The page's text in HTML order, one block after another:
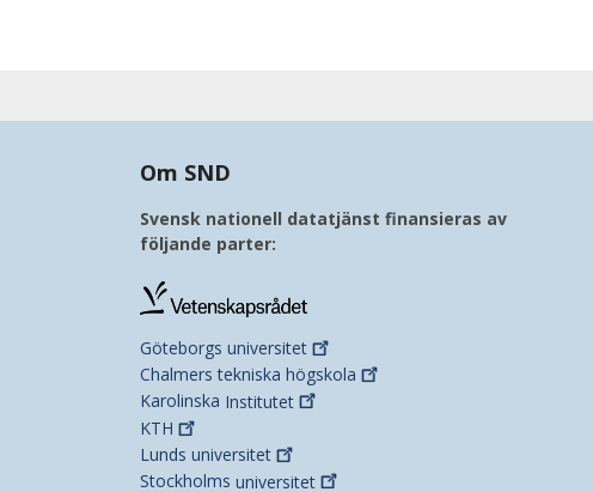
Om SND
Svensk nationell datatjänst finansieras av
följande parter:
Göteborgs universitet
Chalmers tekniska högskola
Karolinska Institutet
KTH
Lunds universitet
Stockholms universitet